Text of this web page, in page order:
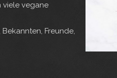
viele vegane
Freunde,